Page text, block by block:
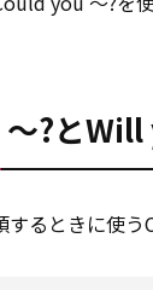
?とWill
するときに使